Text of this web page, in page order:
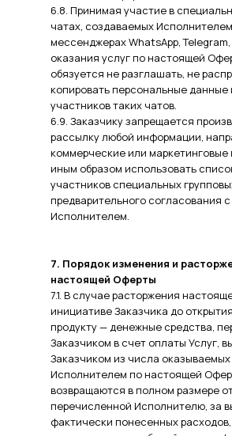
6.8. Принимая участие в
чатах, создаваемых
мессенджерах WhatsApp,
оказания услуг по настоящей
обязуется не разглашать, не
копировать персональные данные
участников таких чатов.
6.9. Заказчику запрещается
рассылку любой информации,
коммерческие или маркетинговые
иным образом использовать
участников специальных
предварительного согласования с
Исполнителем.
7. Порядок изменения и
настоящей Оферты
7.1. В случае расторжения
инициативе Заказчика до
продукту — денежные средства,
Заказчиком в счет оплаты Услуг,
Заказчиком из числа оказываемых
Исполнителем по настоящей
возвращаются в полном размере
перечисленной Исполнителю, за
фактически понесенных